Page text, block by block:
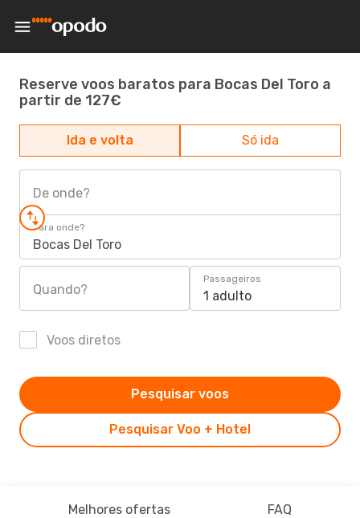
Reserve voos baratos para Bocas Del Toro a
partir de 127€
Ida e volta Só ida
De onde?
Para onde?
Bocas Del Toro
Quando?
Passageiros
1 adulto
Voos diretos
Pesquisar Voo + Hotel
Pesquisar voos
Melhores ofertas FAQ